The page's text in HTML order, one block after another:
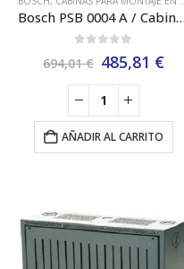
Bosch PSB 0004 A / Cabina para instalar hasta 4 baterías 12 V/28 Ah.
694,01€ El
precio
original
era:
694,01 €.
485,81 €El
AÑADIR AL CARRITO